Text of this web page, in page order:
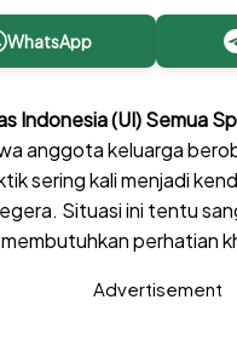
WhatsApp
Indonesia (UI) Semua
anggota keluarga
sering kali menjadi
Situasi ini tentu
perhatian
Advertisement